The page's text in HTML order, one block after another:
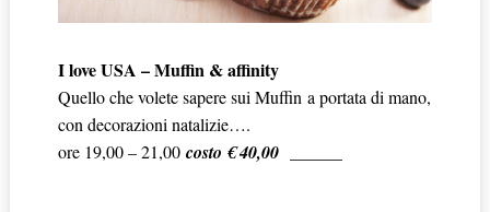
I love USA – Muffin & affinity
Quello che volete sapere sui Muffin a portata di mano,
con decorazioni natalizie….
ore 19,00 – 21,00costo € 40,00 ______